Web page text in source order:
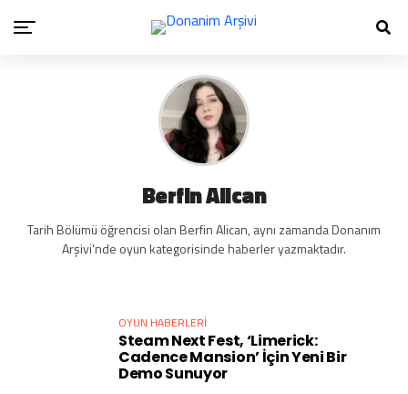
Berfin Alican
Tarih Bölümü öğrencisi olan Berfin Alican, aynı zamanda Donanım
Arşivi'nde oyun kategorisinde haberler yazmaktadır.
OYUN HABERLERI
Steam Next Fest, ‘Limerick:
Cadence Mansion’ İçin Yeni Bir
Demo Sunuyor